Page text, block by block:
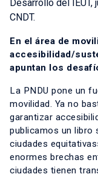
Desarrollo del IEUT,
CNDT.
En el área de
accesibilidad/
apuntan los
La PNDU pone un
movilidad. Ya no
garantizar
publicamos un libro
ciudades
enormes brechas
ciudades tienen